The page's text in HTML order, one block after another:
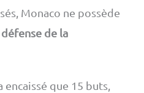
Monaco ne possède
de la
encaissé que 15 buts,